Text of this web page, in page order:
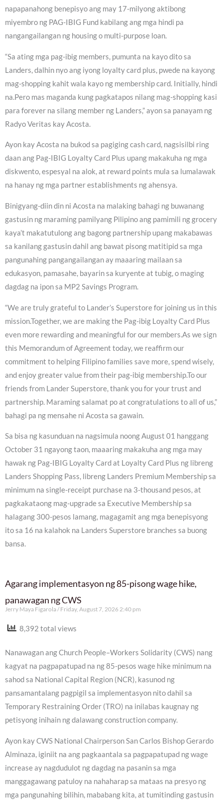
napapanahong benepisyo ang may 17-milyong aktibong
miyembro ng PAG-IBIG Fund kabilang ang mga hindi pa
nangangailangan ng housing o multi-purpose loan.
“Sa ating mga pag-ibig members, pumunta na kayo dito sa
Landers, dalhin nyo ang iyong loyalty card plus, pwede na kayong
mag-shopping kahit wala kayo ng membership card. Initially, hindi
na.Pero mas maganda kung pagkatapos nilang mag-shopping kasi
para forever na silang member ng Landers,” ayon sa panayam ng
Radyo Veritas kay Acosta.
Ayon kay Acosta na bukod sa pagiging cash card, nagsisilbi ring
daan ang Pag-IBIG Loyalty Card Plus upang makakuha ng mga
diskwento, espesyal na alok, at reward points mula sa lumalawak
na hanay ng mga partner establishments ng ahensya.
Binigyang-diin din ni Acosta na malaking bahagi ng buwanang
gastusin ng maraming pamilyang Pilipino ang pamimili ng grocery
kaya’t makatutulong ang bagong partnership upang makabawas
sa kanilang gastusin dahil ang bawat pisong matitipid sa mga
pangunahing pangangailangan ay maaaring mailaan sa
edukasyon, pamasahe, bayarin sa kuryente at tubig, o maging
dagdag na ipon sa MP2 Savings Program.
“We are truly grateful to Lander’s Superstore for joining us in this
mission.Together, we are making the Pag-ibig Loyalty Card Plus
even more rewarding and meaningful for our members.As we sign
this Memorandum of Agreement today, we reaffirm our
commitment to helping Filipino families save more, spend wisely,
and enjoy greater value from their pag-ibig membership.To our
friends from Lander Superstore, thank you for your trust and
partnership. Maraming salamat po at congratulations to all of us,”
bahagi pa ng mensahe ni Acosta sa gawain.
Sa bisa ng kasunduan na nagsimula noong August 01 hanggang
October 31 ngayong taon, maaaring makakuha ang mga may
hawak ng Pag-IBIG Loyalty Card at Loyalty Card Plus ng libreng
Landers Shopping Pass, libreng Landers Premium Membership sa
minimum na single-receipt purchase na 3-thousand pesos, at
pagkakataong mag-upgrade sa Executive Membership sa
halagang 300-pesos lamang, magagamit ang mga benepisyong
ito sa 16 na kalahok na Landers Superstore branches sa buong
bansa.
Agarang implementasyon ng 85-pisong wage hike,
panawagan ng CWS
Jerry Maya Figarola Friday, August 7, 2026 2:40 pm
8,392 total views
Nanawagan ang Church People–Workers Solidarity (CWS) nang
kagyat na pagpapatupad na ng 85-pesos wage hike minimum na
sahod sa National Capital Region (NCR), kasunod ng
pansamantalang pagpigil sa implementasyon nito dahil sa
Temporary Restraining Order (TRO) na inilabas kaugnay ng
petisyong inihain ng dalawang construction company.
Ayon kay CWS National Chairperson San Carlos Bishop Gerardo
Alminaza, iginiit na ang pagkaantala sa pagpapatupad ng wage
increase ay nagdudulot ng dagdag na pasanin sa mga
manggagawang patuloy na nahaharap sa mataas na presyo ng
mga pangunahing bilihin, mababang kita, at tumitinding gastusin